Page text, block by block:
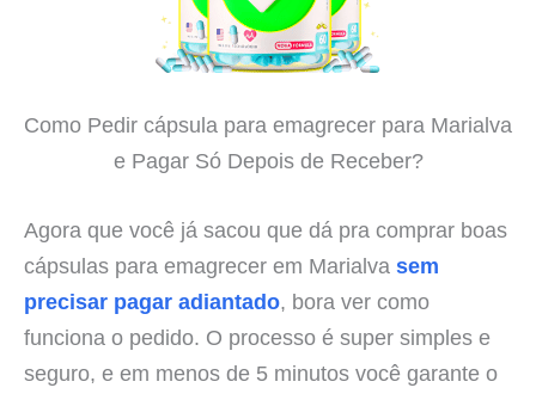
Como Pedir cápsula para emagrecer para Marialva
e Pagar Só Depois de Receber?
Agora que você já sacou que dá pra comprar boas
cápsulas para emagrecer em Marialva sem
precisar pagar adiantado, bora ver como
funciona o pedido. O processo é super simples e
seguro, e em menos de 5 minutos você garante o